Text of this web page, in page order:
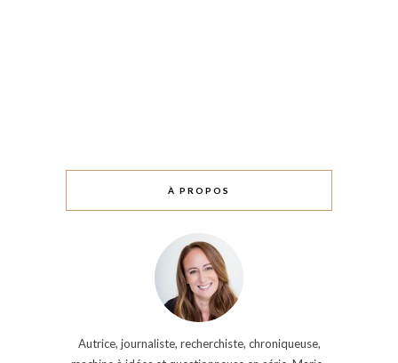
À PROPOS
Autrice, journaliste, recherchiste, chroniqueuse,